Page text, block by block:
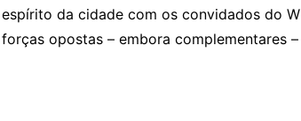
da cidade com os convidados do
opostas – embora complementares